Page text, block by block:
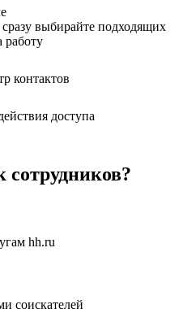
выбирайте подходящих
работу
контактов
доступа
сотрудников?
hh.ru
соискателей